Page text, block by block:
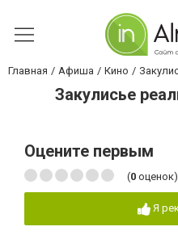
Главная Афиша Кино
Закулисье
Оцените первым
(0 оценок)
Я